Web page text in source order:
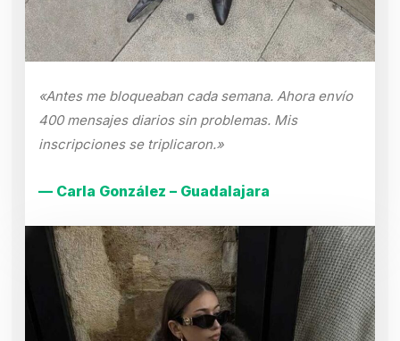
«Antes me bloqueaban cada semana. Ahora envío
400 mensajes diarios sin problemas. Mis
inscripciones se triplicaron.»
— Carla González – Guadalajara